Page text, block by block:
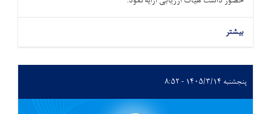
بیشتر
پنجشنبه ۱۴۰۵/۳/۱۴ - ۸:۵۲